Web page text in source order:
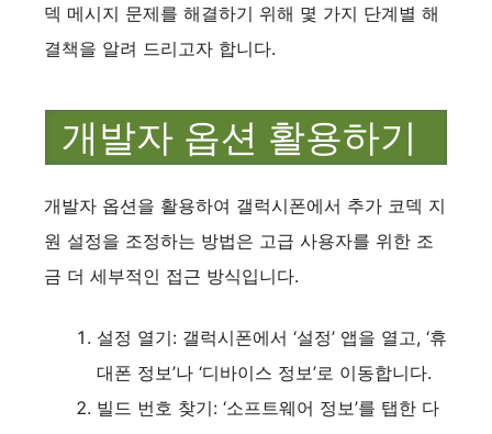
덱 메시지 문제를 해결하기 위해 몇 가지 단계별 해
결책을 알려 드리고자 합니다.
개발자 옵션 활용하기
개발자 옵션을 활용하여 갤럭시폰에서 추가 코덱 지
원 설정을 조정하는 방법은 고급 사용자를 위한 조
금 더 세부적인 접근 방식입니다.
설정 열기: 갤럭시폰에서 ‘설정’ 앱을 열고, ‘휴
대폰 정보’나 ‘디바이스 정보’로 이동합니다.
빌드 번호 찾기: ‘소프트웨어 정보’를 탭한 다